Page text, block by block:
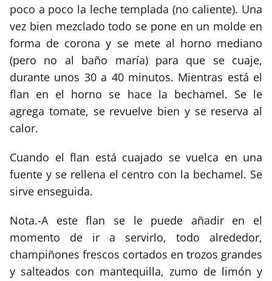
poco a poco la leche templada (no caliente). Una
vez bien mezclado todo se pone en un molde en
forma de corona y se mete al horno mediano
(pero no al baño maría) para que se cuaje,
durante unos 30 a 40 minutos. Mientras está el
flan en el horno se hace la bechamel. Se le
agrega tomate, se revuelve bien y se reserva al
calor.
Cuando el flan está cuajado se vuelca en una
fuente y se rellena el centro con la bechamel. Se
sirve enseguida.
Nota.-A este flan se le puede añadir en el
momento de ir a servirlo, todo alrededor,
champiñones frescos cortados en trozos grandes
y salteados con mantequilla, zumo de limón y